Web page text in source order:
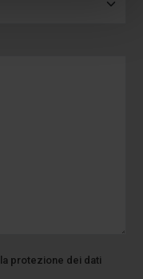
protezione dei dati